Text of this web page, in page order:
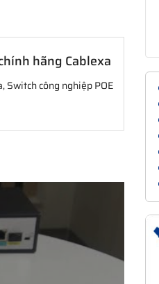
hãng Cablexa
Switch công nghiệp POE